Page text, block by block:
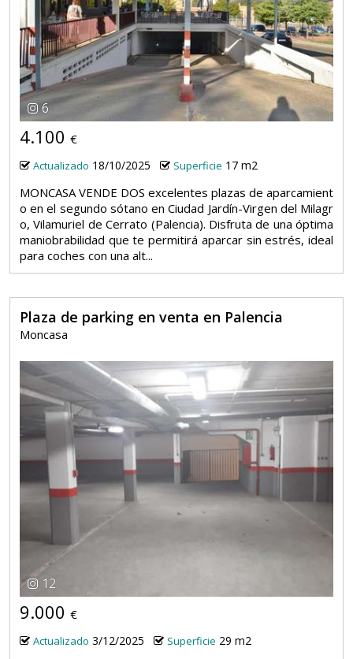
6
4.100 €
Actualizado 18/10/2025 Superficie 17 m2
MONCASA VENDE DOS excelentes plazas de aparcamient
o en el segundo sótano en Ciudad Jardín-Virgen del Milagr
o, Vilamuriel de Cerrato (Palencia). Disfruta de una óptima
maniobrabilidad que te permitirá aparcar sin estrés, ideal
para coches con una alt...
Plaza de parking en venta en Palencia
Moncasa
12
9.000 €
Actualizado 3/12/2025 Superficie 29 m2